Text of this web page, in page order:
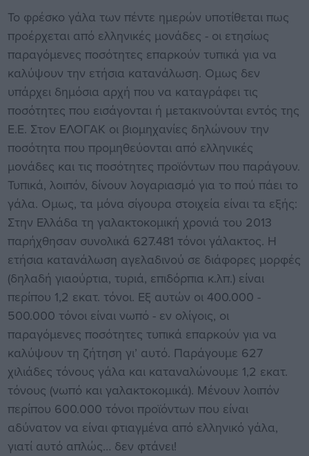
Το φρέσκο γάλα των πέντε ημερών υποτίθεται πως
προέρχεται από ελληνικές μονάδες - οι ετησίως
παραγόμενες ποσότητες επαρκούν τυπικά για να
καλύψουν την ετήσια κατανάλωση. Ομως δεν
υπάρχει δημόσια αρχή που να καταγράφει τις
ποσότητες που εισάγονται ή μετακινούνται εντός της
Ε.Ε. Στον ΕΛΟΓΑΚ οι βιομηχανίες δηλώνουν την
ποσότητα που προμηθεύονται από ελληνικές
μονάδες και τις ποσότητες προϊόντων που παράγουν.
Τυπικά, λοιπόν, δίνουν λογαριασμό για το πού πάει το
γάλα. Ομως, τα μόνα σίγουρα στοιχεία είναι τα εξής:
Στην Ελλάδα τη γαλακτοκομική χρονιά του 2013
παρήχθησαν συνολικά 627.481 τόνοι γάλακτος. Η
ετήσια κατανάλωση αγελαδινού σε διάφορες μορφές
(δηλαδή γιαούρτια, τυριά, επιδόρπια κ.λπ.) είναι
περίπου 1,2 εκατ. τόνοι. Εξ αυτών οι 400.000 -
500.000 τόνοι είναι νωπό - εν ολίγοις, οι
παραγόμενες ποσότητες τυπικά επαρκούν για να
καλύψουν τη ζήτηση γι’ αυτό. Παράγουμε 627
χιλιάδες τόνους γάλα και καταναλώνουμε 1,2 εκατ.
τόνους (νωπό και γαλακτοκομικά). Μένουν λοιπόν
περίπου 600.000 τόνοι προϊόντων που είναι
αδύνατον να είναι φτιαγμένα από ελληνικό γάλα,
γιατί αυτό απλώς… δεν φτάνει!